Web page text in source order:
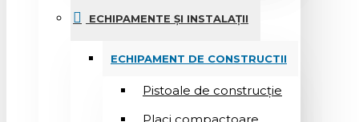
ECHIPAMENTE ȘI INSTALAȚII
ECHIPAMENT DE CONSTRUCTII
Pistoale de construcție